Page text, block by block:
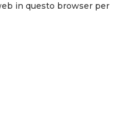
in questo browser per